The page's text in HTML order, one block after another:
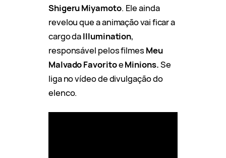
Shigeru Miyamoto. Ele ainda
revelou que a animação vai ficar a
cargo daIllumination,
responsável pelos filmesMeu
Malvado FavoritoeMinions.Se
liga no vídeo de divulgação do
elenco.